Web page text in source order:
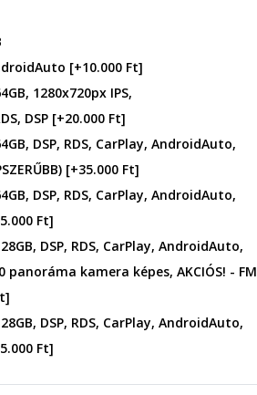
[+10.000 Ft]
1280x720px IPS,
DSP [+20.000 Ft]
DSP, RDS, CarPlay, AndroidAuto,
[+35.000 Ft]
DSP, RDS, CarPlay, AndroidAuto,
Ft]
DSP, RDS, CarPlay, AndroidAuto,
panoráma kamera képes, AKCIÓS! - FM
DSP, RDS, CarPlay, AndroidAuto,
Ft]